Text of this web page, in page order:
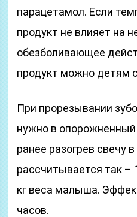
парацетамол. Если
продукт не влияет на
обезболивающее
продукт можно детям
При прорезывании
нужно в
ранее разогрев свечу
рассчитывается так –
кг веса малыша.
часов.